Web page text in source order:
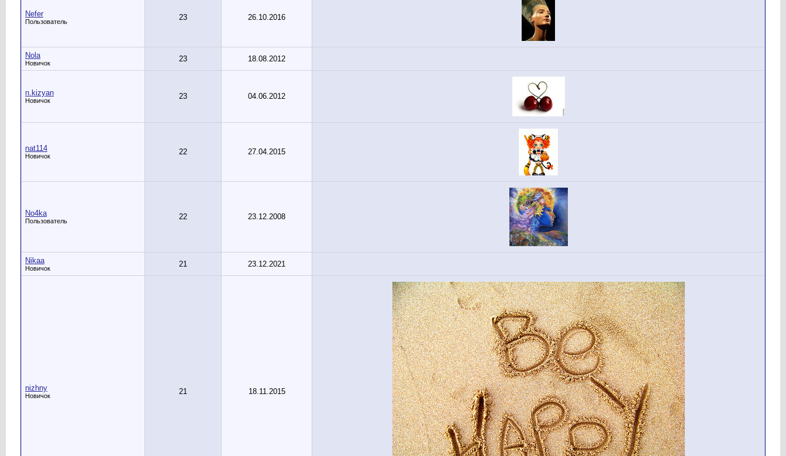
Nefer
Пользователь 23 26.10.2016
Nola
Новичок 23 18.08.2012
n.kizyan
Новичок 23 04.06.2012
nat114
Новичок 22 27.04.2015
No4ka
Пользователь 22 23.12.2008
Nikaa
Новичок 21 23.12.2021
nizhny
Новичок 21 18.11.2015